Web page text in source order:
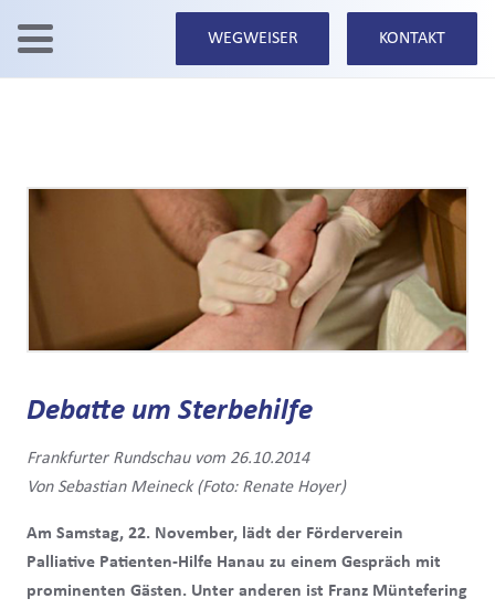
WEGWEISER KONTAKT
Debatte um Sterbehilfe
Frankfurter Rundschau vom 26.10.2014
Von Sebastian Meineck (Foto: Renate Hoyer)
Am Samstag, 22. November, lädt der Förderverein
Palliative Patienten-Hilfe Hanau zu einem Gespräch mit
prominenten Gästen. Unter anderen ist Franz Müntefering